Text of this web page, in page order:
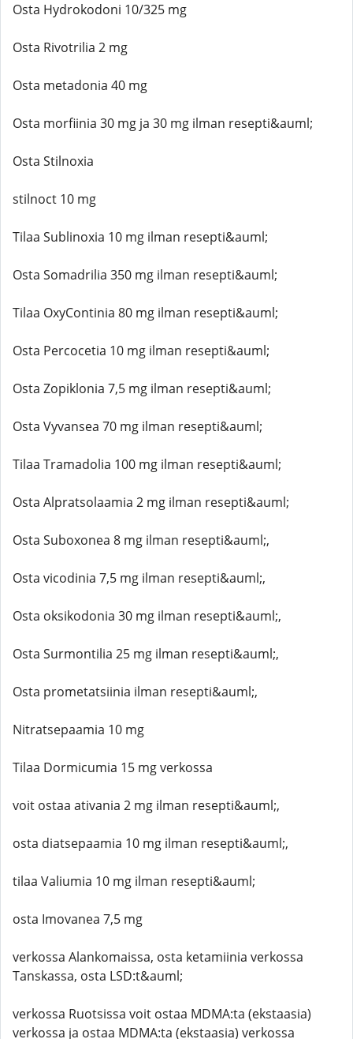
Osta Hydrokodoni 10/325 mg
Osta Rivotrilia 2 mg
Osta metadonia 40 mg
Osta morfiinia 30 mg ja 30 mg ilman resepti&auml;
Osta Stilnoxia
stilnoct 10 mg
Tilaa Sublinoxia 10 mg ilman resepti&auml;
Osta Somadrilia 350 mg ilman resepti&auml;
Tilaa OxyContinia 80 mg ilman resepti&auml;
Osta Percocetia 10 mg ilman resepti&auml;
Osta Zopiklonia 7,5 mg ilman resepti&auml;
Osta Vyvansea 70 mg ilman resepti&auml;
Tilaa Tramadolia 100 mg ilman resepti&auml;
Osta Alpratsolaamia 2 mg ilman resepti&auml;
Osta Suboxonea 8 mg ilman resepti&auml;,
Osta vicodinia 7,5 mg ilman resepti&auml;,
Osta oksikodonia 30 mg ilman resepti&auml;,
Osta Surmontilia 25 mg ilman resepti&auml;,
Osta prometatsiinia ilman resepti&auml;,
Nitratsepaamia 10 mg
Tilaa Dormicumia 15 mg verkossa
voit ostaa ativania 2 mg ilman resepti&auml;,
osta diatsepaamia 10 mg ilman resepti&auml;,
tilaa Valiumia 10 mg ilman resepti&auml;
osta Imovanea 7,5 mg
verkossa Alankomaissa, osta ketamiinia verkossa
Tanskassa, osta LSD:t&auml;
verkossa Ruotsissa voit ostaa MDMA:ta (ekstaasia)
verkossa ja ostaa MDMA:ta (ekstaasia) verkossa